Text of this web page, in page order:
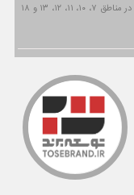
تهران رسانه | ۶ پایگاه جدید در مناطق ۷، ۱۰، ۱۱، ۱۲، ۱۳ و ۱۸